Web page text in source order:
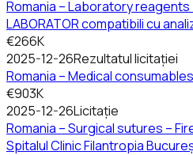
Romania – Laboratory reagents
LABORATOR compatibili cu
€266K
2025-12-26Rezultatul licitației
Romania – Medical
€903K
2025-12-26Licitație
Romania – Surgical sutures –
Spitalul Clinic Filantropia